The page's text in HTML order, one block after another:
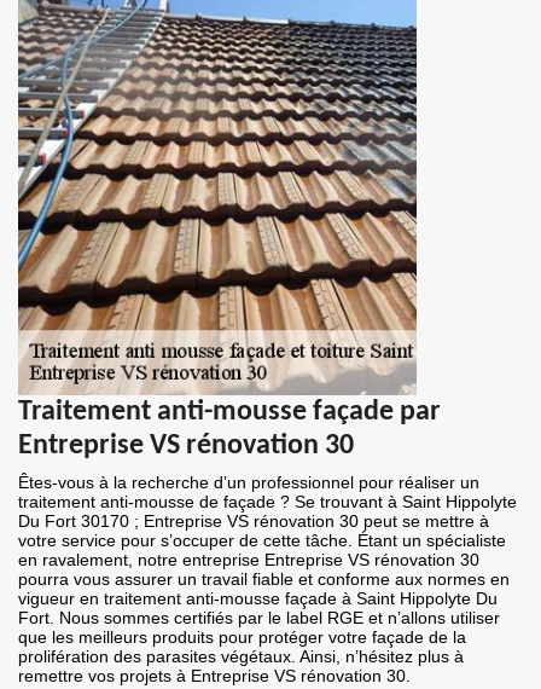
Traitement anti-mousse façade par
Entreprise VS rénovation 30
Êtes-vous à la recherche d’un professionnel pour réaliser un
traitement anti-mousse de façade ? Se trouvant à Saint Hippolyte
Du Fort 30170 ; Entreprise VS rénovation 30 peut se mettre à
votre service pour s’occuper de cette tâche. Étant un spécialiste
en ravalement, notre entreprise Entreprise VS rénovation 30
pourra vous assurer un travail fiable et conforme aux normes en
vigueur en traitement anti-mousse façade à Saint Hippolyte Du
Fort. Nous sommes certifiés par le label RGE et n’allons utiliser
que les meilleurs produits pour protéger votre façade de la
prolifération des parasites végétaux. Ainsi, n’hésitez plus à
remettre vos projets à Entreprise VS rénovation 30.